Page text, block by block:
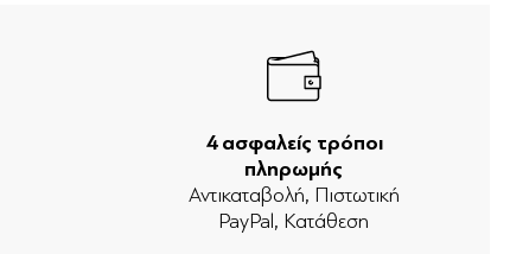
4 ασφαλείς τρόποι
πληρωμής
Αντικαταβολή, Πιστωτική
PayPal, Κατάθεση